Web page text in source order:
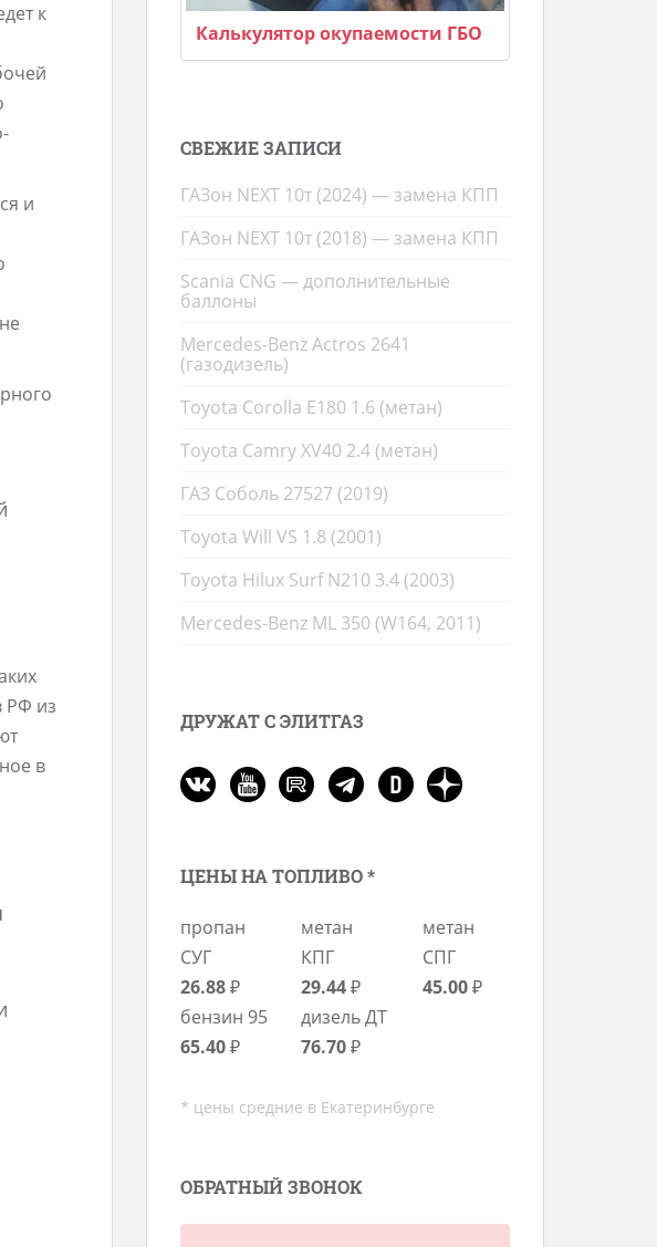
к
и
РФ из
в
Калькулятор окупаемости ГБО
СВЕЖИЕ ЗАПИСИ
ГАЗон NEXT 10т (2024) — замена КПП
ГАЗон NEXT 10т (2018) — замена КПП
Scania CNG — дополнительные
баллоны
Mercedes-Benz Actros 2641
(газодизель)
Toyota Corolla E180 1.6 (метан)
Toyota Camry XV40 2.4 (метан)
ГАЗ Соболь 27527 (2019)
Toyota Will VS 1.8 (2001)
Toyota Hilux Surf N210 3.4 (2003)
Mercedes-Benz ML 350 (W164, 2011)
ДРУЖАТ С ЭЛИТГАЗ
ЦЕНЫ НА ТОПЛИВО *
пропан
СУГ
26.88₽
метан
КПГ
29.44₽
метан
СПГ
45.00₽
бензин 95
65.40₽
дизель ДТ
76.70₽
* цены средние в Екатеринбурге
ОБРАТНЫЙ ЗВОНОК